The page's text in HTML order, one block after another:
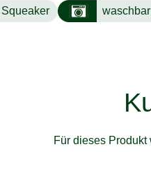
Für dieses